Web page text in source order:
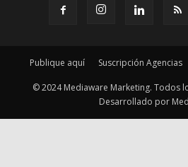
Publique aquí Suscripción Agencias
© 2024 Mediaware Marketing. Todos
Desarrollado por